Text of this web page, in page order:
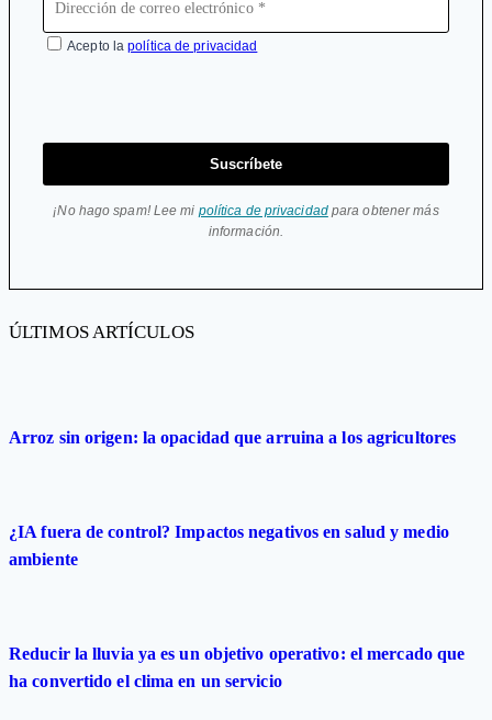
Acepto lapolítica de privacidad
Suscríbete
¡No hago spam! Lee mi política de privacidadpara obtener más
información.
ÚLTIMOS ARTÍCULOS
Arroz sin origen: la opacidad que arruina a los agricultores
¿IA fuera de control? Impactos negativos en salud y medio
ambiente
Reducir la lluvia ya es un objetivo operativo: el mercado que
ha convertido el clima en un servicio